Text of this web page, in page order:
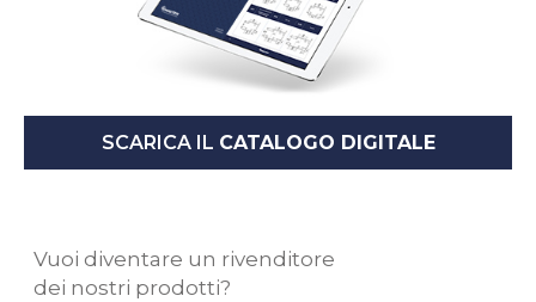
SCARICA IL CATALOGO DIGITALE
Vuoi diventare un rivenditore
dei nostri prodotti?